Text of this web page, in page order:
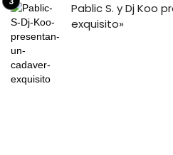
Pablic S. y Dj Koo
exquisito»